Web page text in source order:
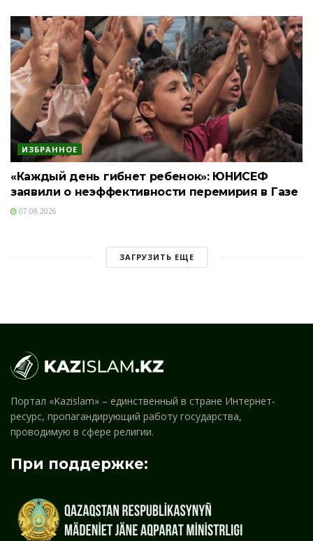
ИЗБРАННОЕ
«Каждый день гибнет ребенок»: ЮНИСЕФ
заявили о неэффективности перемирия в Газе
07.08.2026
ЗАГРУЗИТЬ ЕЩЕ
Портал «Kazislam» – единственный в стране Интернет-
ресурс, пропагандирующий работу государства,
проводимую в сфере религии.
При поддержке: